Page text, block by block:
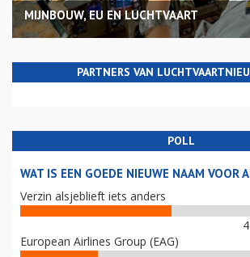
MIJNBOUW, EU EN LUCHTVAART
PARTNERS VAN
POLL
WAT IS EEN GOEDE NIEUWE NAAM VOOR
Verzin alsjeblieft iets anders
European Airlines Group (EAG)